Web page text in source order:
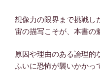
想像力の限界まで挑戦し
宙の描写こそが、本書の
原因や理由のある論理的
ふいに恐怖が襲いかかっ